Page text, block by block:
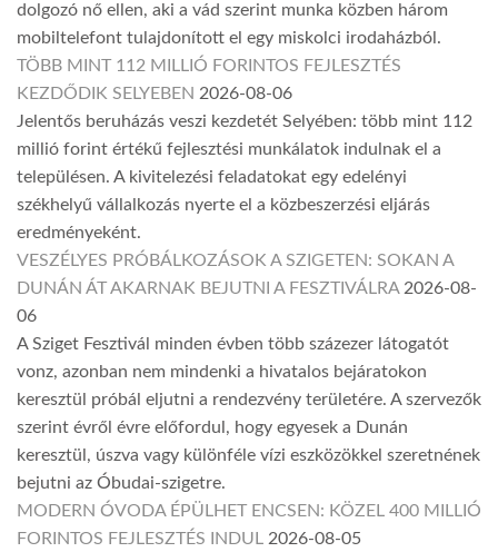
dolgozó nő ellen, aki a vád szerint munka közben három
mobiltelefont tulajdonított el egy miskolci irodaházból.
TÖBB MINT 112 MILLIÓ FORINTOS FEJLESZTÉS
KEZDŐDIK SELYEBEN 2026-08-06
Jelentős beruházás veszi kezdetét Selyében: több mint 112
millió forint értékű fejlesztési munkálatok indulnak el a
településen. A kivitelezési feladatokat egy edelényi
székhelyű vállalkozás nyerte el a közbeszerzési eljárás
eredményeként.
VESZÉLYES PRÓBÁLKOZÁSOK A SZIGETEN: SOKAN A
DUNÁN ÁT AKARNAK BEJUTNI A FESZTIVÁLRA 2026-08-
06
A Sziget Fesztivál minden évben több százezer látogatót
vonz, azonban nem mindenki a hivatalos bejáratokon
keresztül próbál eljutni a rendezvény területére. A szervezők
szerint évről évre előfordul, hogy egyesek a Dunán
keresztül, úszva vagy különféle vízi eszközökkel szeretnének
bejutni az Óbudai-szigetre.
MODERN ÓVODA ÉPÜLHET ENCSEN: KÖZEL 400 MILLIÓ
FORINTOS FEJLESZTÉS INDUL 2026-08-05